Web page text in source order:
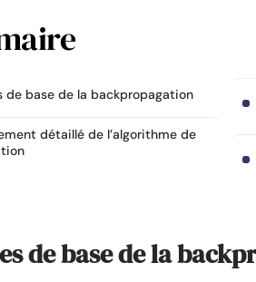
de base de la backpropagation
détaillé de l’algorithme de
de base de la